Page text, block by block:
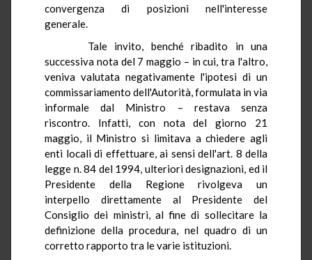
convergenza di posizioni nell'interesse
generale.
Tale invito, benché ribadito in una
successiva nota del 7 maggio – in cui, tra l'altro,
veniva valutata negativamente l'ipotesi di un
commissariamento dell'Autorità, formulata in via
informale dal Ministro – restava senza
riscontro. Infatti, con nota del giorno 21
maggio, il Ministro si limitava a chiedere agli
enti locali di effettuare, ai sensi dell'art. 8 della
legge n. 84 del 1994, ulteriori designazioni, ed il
Presidente della Regione rivolgeva un
interpello direttamente al Presidente del
Consiglio dei ministri, al fine di sollecitare la
definizione della procedura, nel quadro di un
corretto rapporto tra le varie istituzioni.